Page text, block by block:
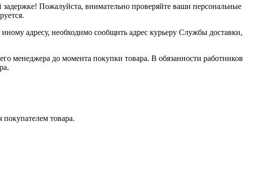
Пожалуйста, внимательно проверяйте ваши персональные
адресу, необходимо сообщить адрес курьеру Службы доставки,
менеджера до момента покупки товара. В обязанности работников
товара.